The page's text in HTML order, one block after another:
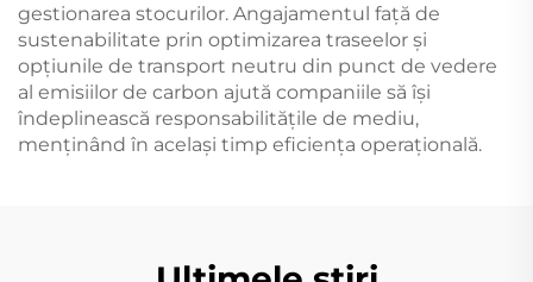
gestionarea stocurilor. Angajamentul față de
sustenabilitate prin optimizarea traseelor și
opțiunile de transport neutru din punct de vedere
al emisiilor de carbon ajută companiile să își
îndeplinească responsabilitățile de mediu,
menținând în același timp eficiența operațională.